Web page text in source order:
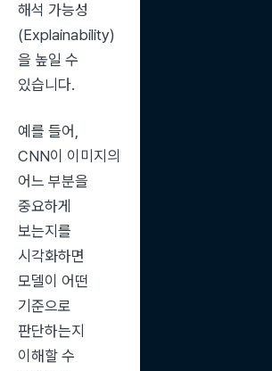
해석 가능성
(Explainability)
을 높일 수
있습니다.
예를 들어,
CNN이 이미지의
어느 부분을
중요하게
보는지를
시각화하면
모델이 어떤
기준으로
판단하는지
이해할 수